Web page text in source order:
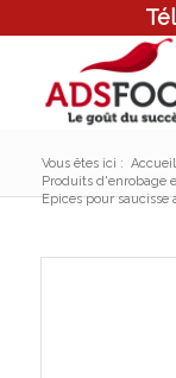
Vous êtes ici : Accueil
Produits d'enrobage
Epices pour saucisse